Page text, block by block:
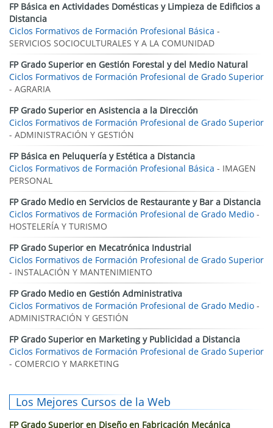
FP Básica en Actividades Domésticas y Limpieza de Edificios a
Distancia
Ciclos Formativos de Formación Profesional Básica -
SERVICIOS SOCIOCULTURALES Y A LA COMUNIDAD
FP Grado Superior en Gestión Forestal y del Medio Natural
Ciclos Formativos de Formación Profesional de Grado Superior
- AGRARIA
FP Grado Superior en Asistencia a la Dirección
Ciclos Formativos de Formación Profesional de Grado Superior
- ADMINISTRACIÓN Y GESTIÓN
FP Básica en Peluquería y Estética a Distancia
Ciclos Formativos de Formación Profesional Básica - IMAGEN
PERSONAL
FP Grado Medio en Servicios de Restaurante y Bar a Distancia
Ciclos Formativos de Formación Profesional de Grado Medio -
HOSTELERÍA Y TURISMO
FP Grado Superior en Mecatrónica Industrial
Ciclos Formativos de Formación Profesional de Grado Superior
- INSTALACIÓN Y MANTENIMIENTO
FP Grado Medio en Gestión Administrativa
Ciclos Formativos de Formación Profesional de Grado Medio -
ADMINISTRACIÓN Y GESTIÓN
FP Grado Superior en Marketing y Publicidad a Distancia
Ciclos Formativos de Formación Profesional de Grado Superior
- COMERCIO Y MARKETING
Los Mejores Cursos de la Web
FP Grado Superior en Diseño en Fabricación Mecánica